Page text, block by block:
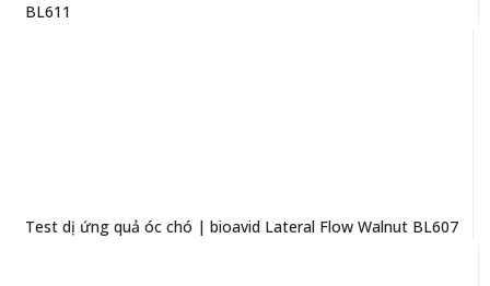
BL611
Test dị ứng quả óc chó | bioavid Lateral Flow Walnut BL607